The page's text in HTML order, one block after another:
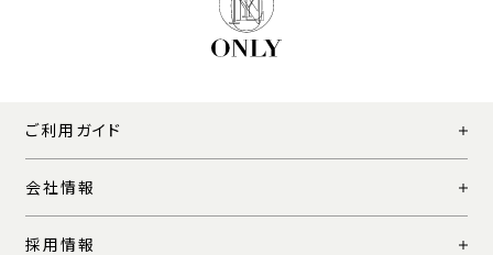
ご利用ガイド
会社情報
採用情報